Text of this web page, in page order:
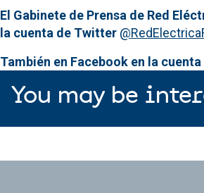
El Gabinete de Prensa de Red
la cuenta de Twitter
También en Facebook en la cuenta
You may be